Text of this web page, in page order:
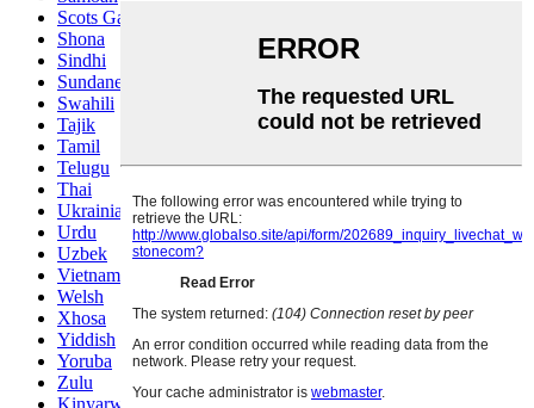
Scots Gaelic
Shona
Sindhi
Sundanese
Swahili
Tajik
Tamil
Telugu
Thai
Ukrainian
Urdu
Uzbek
Vietnamese
Welsh
Xhosa
Yiddish
Yoruba
Zulu
Kinyarwanda